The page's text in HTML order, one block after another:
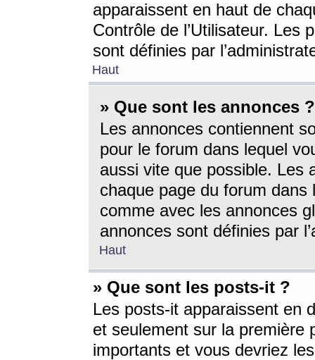
apparaissent en haut de
Contrôle de l’Utilisateur. Les
sont définies par
Haut
» Que sont les annonces ?
Les annonces contiennent
pour le forum dans lequel
aussi vite que possible. Les
chaque page du forum dans
comme avec les annonces
annonces sont définies par
Haut
» Que sont les posts-it ?
Les posts-it apparaissent en
et seulement sur la première
importants et vous devriez